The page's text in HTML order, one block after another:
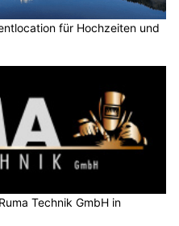
für Hochzeiten und
Technik GmbH in